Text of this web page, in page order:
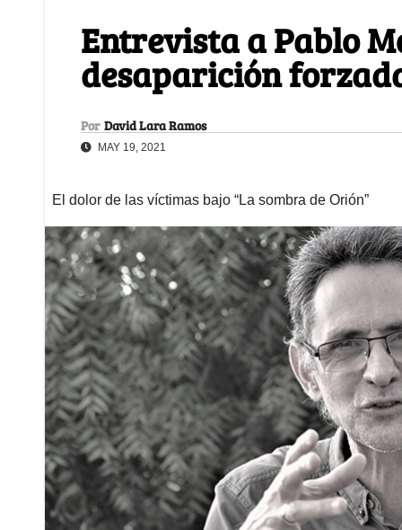
Entrevista a Pablo
desaparición
Por David Lara Ramos
MAY 19, 2021
El dolor de las víctimas bajo “La sombra de Orión”